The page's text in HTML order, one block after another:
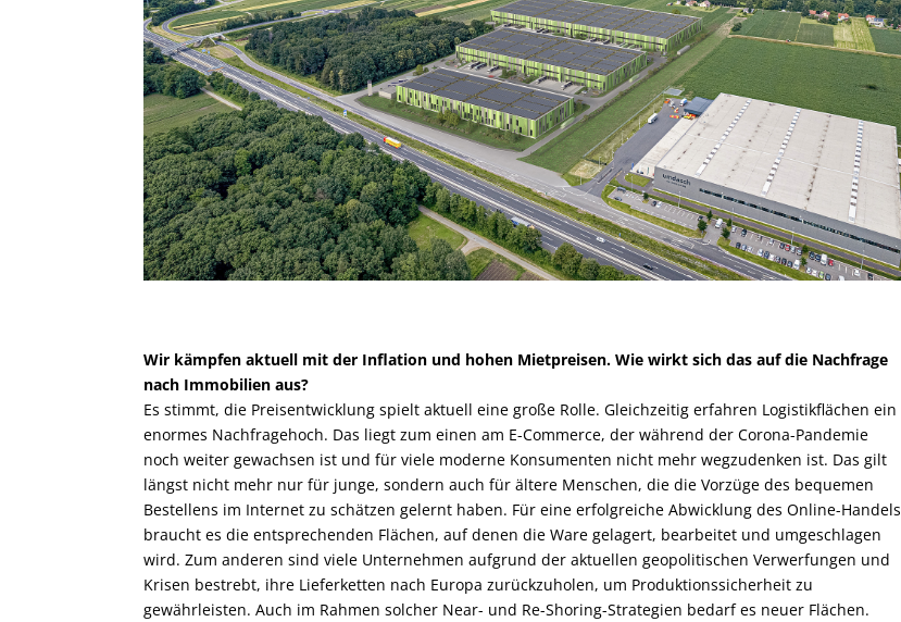
Wir kämpfen aktuell mit der Inflation und hohen Mietpreisen. Wie wirkt sich das auf die Nachfrage
nach Immobilien aus?
Es stimmt, die Preisentwicklung spielt aktuell eine große Rolle. Gleichzeitig erfahren Logistikflächen ein
enormes Nachfragehoch. Das liegt zum einen am E-Commerce, der während der Corona-Pandemie
noch weiter gewachsen ist und für viele moderne Konsumenten nicht mehr wegzudenken ist. Das gilt
längst nicht mehr nur für junge, sondern auch für ältere Menschen, die die Vorzüge des bequemen
Bestellens im Internet zu schätzen gelernt haben. Für eine erfolgreiche Abwicklung des Online-Handels
braucht es die entsprechenden Flächen, auf denen die Ware gelagert, bearbeitet und umgeschlagen
wird. Zum anderen sind viele Unternehmen aufgrund der aktuellen geopolitischen Verwerfungen und
Krisen bestrebt, ihre Lieferketten nach Europa zurückzuholen, um Produktionssicherheit zu
gewährleisten. Auch im Rahmen solcher Near- und Re-Shoring-Strategien bedarf es neuer Flächen.